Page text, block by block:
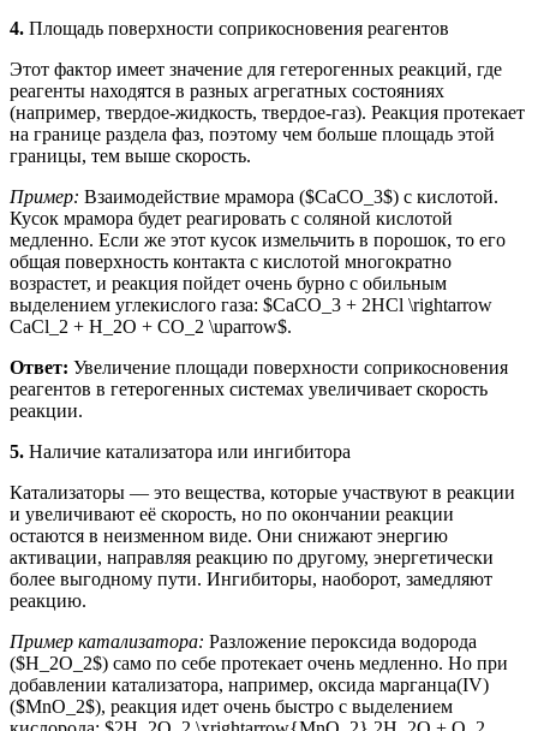
4. Площадь поверхности соприкосновения реагентов
Этот фактор имеет значение для гетерогенных реакций, где
реагенты находятся в разных агрегатных состояниях
(например, твердое-жидкость, твердое-газ). Реакция протекает
на границе раздела фаз, поэтому чем больше площадь этой
границы, тем выше скорость.
Пример: Взаимодействие мрамора ($CaCO_3$) с кислотой.
Кусок мрамора будет реагировать с соляной кислотой
медленно. Если же этот кусок измельчить в порошок, то его
общая поверхность контакта с кислотой многократно
возрастет, и реакция пойдет очень бурно с обильным
выделением углекислого газа: $CaCO_3 + 2HCl \rightarrow
CaCl_2 + H_2O + CO_2 \uparrow$.
Ответ: Увеличение площади поверхности соприкосновения
реагентов в гетерогенных системах увеличивает скорость
реакции.
5. Наличие катализатора или ингибитора
Катализаторы — это вещества, которые участвуют в реакции
и увеличивают её скорость, но по окончании реакции
остаются в неизменном виде. Они снижают энергию
активации, направляя реакцию по другому, энергетически
более выгодному пути. Ингибиторы, наоборот, замедляют
реакцию.
Пример катализатора: Разложение пероксида водорода
($H_2O_2$) само по себе протекает очень медленно. Но при
добавлении катализатора, например, оксида марганца(IV)
($MnO_2$), реакция идет очень быстро с выделением